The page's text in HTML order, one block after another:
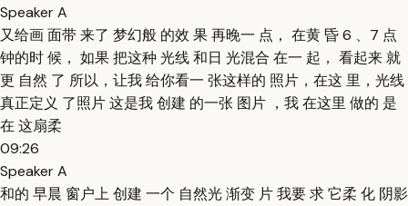
Speaker A
又给画 面带 来了 梦幻般 的效 果 再晚一 点， 在黄 昏 6 、7 点
钟的时 候， 如果 把这种 光线 和日 光混合 在一 起， 看起来 就
更 自然 了 所以，让我 给你看一 张这样的 照片，在这 里，光线
真正定义 了照片 这是我 创建 的一张 图片 ，我 在这里 做的 是
在 这扇柔
09:26
Speaker A
和的 早晨 窗户上 创建 一个 自然光 渐变 片 我要 求 它柔 化 阴影